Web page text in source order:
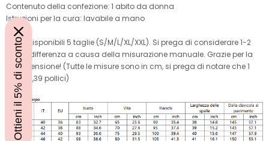
Contenuto della confezione: 1 abito da donna
Istruzioni per la cura: lavabile a mano
Sono disponibili 5 taglie (S/M/L/XL/XXL). Si prega di considerare 1-2
cm di differenza a causa della misurazione manuale. Grazie per la
comprensione! (Tutte le misure sono in cm, si prega di notare che 1
cm = 0,39 pollici)
Ottieni il 5% di sconto